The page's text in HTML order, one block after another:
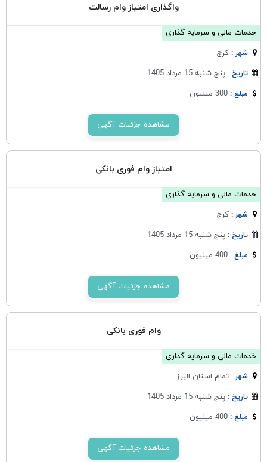
واگذاری امتیاز وام رسالت
خدمات مالی و سرمایه گذاری
شهر :كرج
تاریخ :پنج شنبه 15 مرداد 1405
مبلغ :300 میلیون
مشاهده جزئیات آگهی
امتیاز وام فوری بانکی
خدمات مالی و سرمایه گذاری
شهر :كرج
تاریخ :پنج شنبه 15 مرداد 1405
مبلغ :400 میلیون
مشاهده جزئیات آگهی
وام فوری بانکی
خدمات مالی و سرمایه گذاری
شهر :تمام استان البرز
تاریخ :پنج شنبه 15 مرداد 1405
مبلغ :400 میلیون
مشاهده جزئیات آگهی